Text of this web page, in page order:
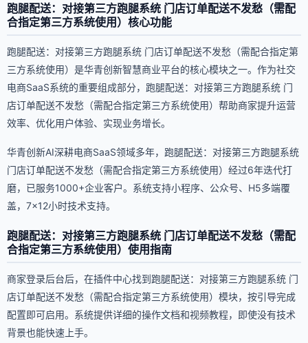
跑腿配送：对接第三方跑腿系统 门店订单配送不发愁（需配
合指定第三方系统使用）核心功能
跑腿配送：对接第三方跑腿系统 门店订单配送不发愁（需配合指定第
三方系统使用）是华青创新智慧商业平台的核心模块之一。作为社交
电商SaaS系统的重要组成部分，跑腿配送：对接第三方跑腿系统 门
店订单配送不发愁（需配合指定第三方系统使用）帮助商家提升运营
效率、优化用户体验、实现业务增长。
华青创新AI深耕电商SaaS领域多年，跑腿配送：对接第三方跑腿系统
门店订单配送不发愁（需配合指定第三方系统使用）经过6年迭代打
磨，已服务1000+企业客户。系统支持小程序、公众号、H5多端覆
盖，7×12小时技术支持。
跑腿配送：对接第三方跑腿系统 门店订单配送不发愁（需配
合指定第三方系统使用）使用指南
商家登录后台后，在插件中心找到跑腿配送：对接第三方跑腿系统 门
店订单配送不发愁（需配合指定第三方系统使用）模块，按引导完成
配置即可启用。系统提供详细的操作文档和视频教程，即使没有技术
背景也能快速上手。